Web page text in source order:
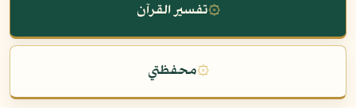
۞تفسير القرآن
۞محفظتي